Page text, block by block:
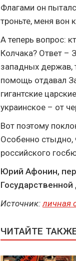
Флагами он
троньте, меня
А теперь вопрос:
Колчака? Ответ –
западных держав,
помощь отдавал
гигантские
украинское – от
Вот поэтому
Особенно
российского
Юрий Афонин,
Источник:личная
ЧИТАЙТЕ